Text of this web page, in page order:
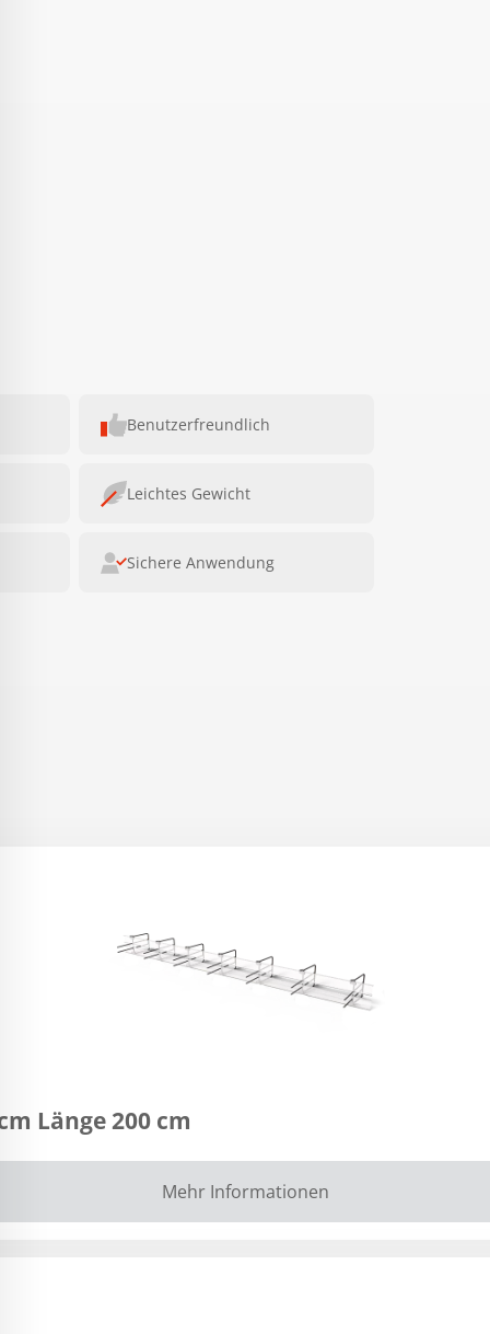
Benutzerfreundlich
Leichtes Gewicht
Sichere Anwendung
Länge 200 cm
Mehr Informationen